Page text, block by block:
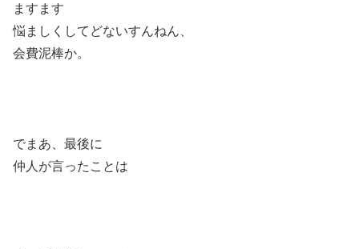
ますます
悩ましくしてどないすんねん、
会費泥棒か。
でまあ、最後に
仲人が言ったことは